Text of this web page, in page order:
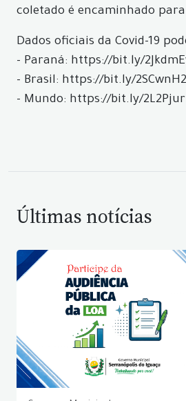
coletado é encaminhado
Dados oficiais da Covid-19
- Paraná: https://bit.ly/
- Brasil: https://bit.ly/2SCwnH2
- Mundo: https://bit.ly/2L2Pjur
Últimas notícias